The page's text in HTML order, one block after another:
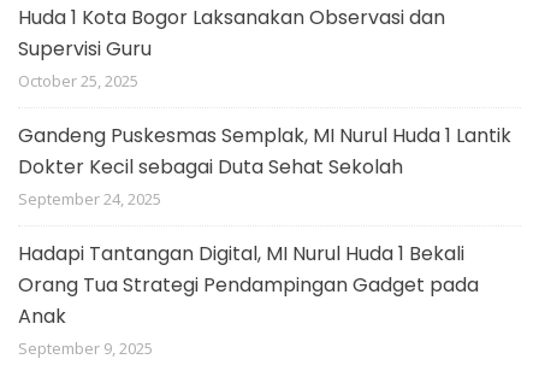
Huda 1 Kota Bogor Laksanakan Observasi dan
Supervisi Guru
October 25, 2025
Gandeng Puskesmas Semplak, MI Nurul Huda 1 Lantik
Dokter Kecil sebagai Duta Sehat Sekolah
September 24, 2025
Hadapi Tantangan Digital, MI Nurul Huda 1 Bekali
Orang Tua Strategi Pendampingan Gadget pada
Anak
September 9, 2025